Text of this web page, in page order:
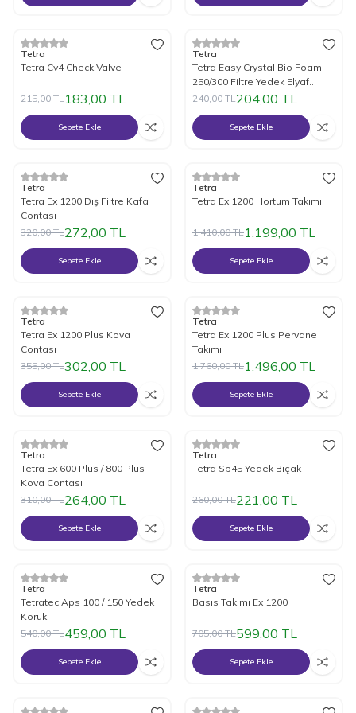
%15İndirim
Tetra
Tetra Cv4 Check Valve
215,00TL183,00 TL
Sepete Ekle
%15İndirim
Tetra
Tetra Easy Crystal Bio Foam
250/300 Filtre Yedek Elyaf
Sünger
240,00TL204,00 TL
Sepete Ekle
%15İndirim
Tetra
Tetra Ex 1200 Dış Filtre Kafa
Contası
320,00TL272,00 TL
Sepete Ekle
%15İndirim
Tetra
Tetra Ex 1200 Hortum Takımı
1.410,00TL1.199,00 TL
Sepete Ekle
%15İndirim
Tetra
Tetra Ex 1200 Plus Kova
Contası
355,00TL302,00 TL
Sepete Ekle
%15İndirim
Tetra
Tetra Ex 1200 Plus Pervane
Takımı
1.760,00TL1.496,00 TL
Sepete Ekle
%15İndirim
Tetra
Tetra Ex 600 Plus / 800 Plus
Kova Contası
310,00TL264,00 TL
Sepete Ekle
%15İndirim
Tetra
Tetra Sb45 Yedek Bıçak
260,00TL221,00 TL
Sepete Ekle
%15İndirim
Tetra
Tetratec Aps 100 / 150 Yedek
Körük
540,00TL459,00 TL
Sepete Ekle
%15İndirim
Tetra
Basıs Takımı Ex 1200
705,00TL599,00 TL
Sepete Ekle